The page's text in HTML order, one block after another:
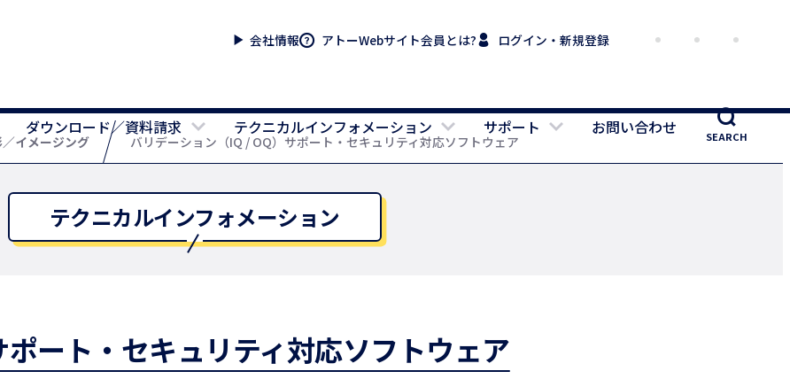
会社情報 アトーWebサイト会員とは? ログイン・新規登録
ダウンロード／資料請求 テクニカルインフォメーション サポート お問い合わせ SEARCH
イメージング バリデーション（IQ / OQ）サポート・セキュリティ対応ソフトウェア
テクニカルインフォメーション
ート・セキュリティ対応ソフトウェア